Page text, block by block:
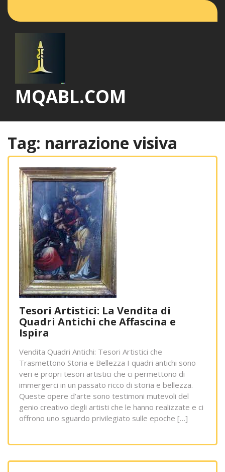
MQABL.COM
Tag: narrazione visiva
Tesori Artistici: La Vendita di
Quadri Antichi che Affascina e
Ispira
Vendita Quadri Antichi: Tesori Artistici che
Trasmettono Storia e Bellezza I quadri antichi sono
veri e propri tesori artistici che ci permettono di
immergerci in un passato ricco di storia e bellezza.
Queste opere d’arte sono testimoni mutevoli del
genio creativo degli artisti che le hanno realizzate e ci
offrono uno sguardo privilegiato sulle epoche […]